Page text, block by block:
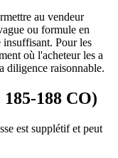
au vendeur
ou formule en
insuffisant. Pour les
où l'acheteur les a
diligence raisonnable.
188 CO)
est supplétif et peut